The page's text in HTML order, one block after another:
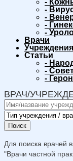
-
-
-
-
-
Врачи
Учреждения
Статьи
-
-
-
ВРАЧ/
Поиск
Для поиска врачей
"Врачи частной